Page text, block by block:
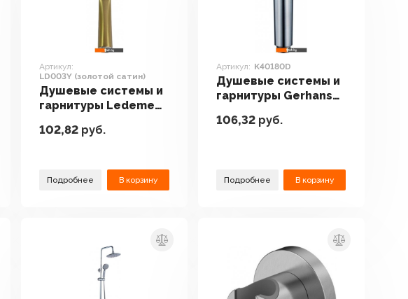
Артикул:
LD003Y (золотой сатин)
Душевые системы и
гарнитуры Ledeme
сатин)
102,82 руб.
Подробнее В корзину
Артикул: K40180D
Душевые системы и
гарнитуры Gerhans
106,32 руб.
Подробнее В корзину